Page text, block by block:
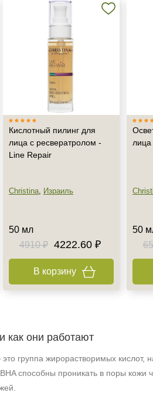
Кислотный пилинг для
лица с ресвератролом -
Line Repair
Christina, Израиль
50 мл
4910 ₽
4222.60 ₽
В корзину
лица
50
как они работают
группа жирорастворимых
BHA способны проникать в поры